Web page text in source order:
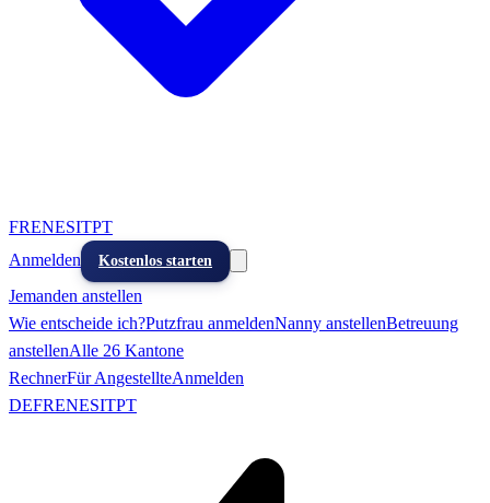
FRENESITPT
Anmelden
Kostenlos starten
Jemanden anstellen
Wie entscheide ich?Putzfrau anmeldenNanny anstellenBetreuung
anstellenAlle 26 Kantone
RechnerFür AngestellteAnmelden
DEFRENESITPT